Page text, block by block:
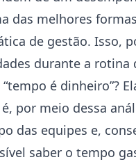
das melhores
de gestão. Isso,
durante a rotina
“tempo é dinheiro”?
por meio dessa
das equipes e,
saber o tempo